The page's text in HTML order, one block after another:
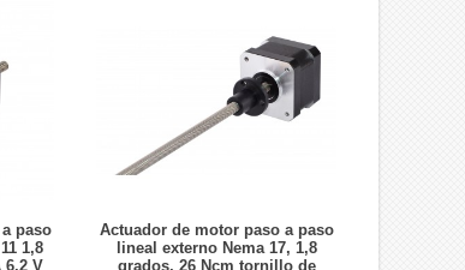
paso
1,8
6,2 V
Actuador de motor paso a paso
lineal externo Nema 17, 1,8
grados, 26 Ncm tornillo de